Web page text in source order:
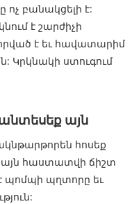
ոչ բանակցելի է:
է շարժիչի
է եւ հավատարիմ
Կրկնակի ստուգում
այն
հոսեք
այն հաստատվի ճիշտ
պոմպի պղտորը եւ